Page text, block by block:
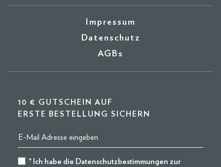
Impressum
Datenschutz
AGBs
10 € GUTSCHEIN AUF
ERSTE BESTELLUNG SICHERN
* Ich habe die Datenschutzbestimmungen zur